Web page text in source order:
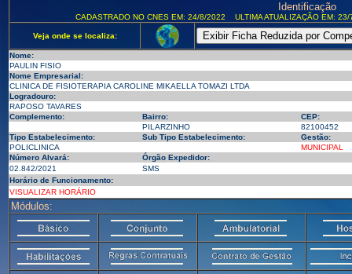
Identificação
CADASTRADO NO CNES EM: 24/8/2022 ULTIMA ATUALIZAÇÃO EM:
Veja onde se localiza:
Nome:
PAULIN FISIO
Nome Empresarial:
CLINICA DE FISIOTERAPIA CAROLINE MIKAELLA TOMAZI LTDA
Logradouro:
RAPOSO TAVARES
Complemento:
Bairro:
CEP:
PILARZINHO
82100452
Tipo Estabelecimento:
Sub Tipo Estabelecimento:
Gestão:
POLICLINICA
MUNICIPAL
Número Alvará:
Órgão Expedidor:
02.842/2021
SMS
Horário de Funcionamento:
VISUALIZAR HORÁRIO
Módulos: